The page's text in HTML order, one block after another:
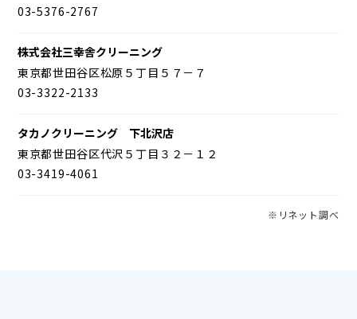
03-5376-2767
株式会社三幸舎クリーニング
東京都世田谷区松原５丁目５７－７
03-3322-2133
タカノクリーニング 下北沢店
東京都世田谷区代沢５丁目３２－１２
03-3419-4061
※リネット調べ